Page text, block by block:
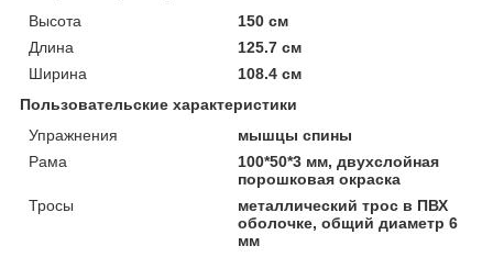
Высота
150 см
Длина
125.7 см
Ширина
108.4 см
Пользовательские характеристики
Упражнения
мышцы спины
Рама
100*50*3 мм, двухслойная
порошковая окраска
Тросы
металлический трос в ПВХ
оболочке, общий диаметр 6
мм